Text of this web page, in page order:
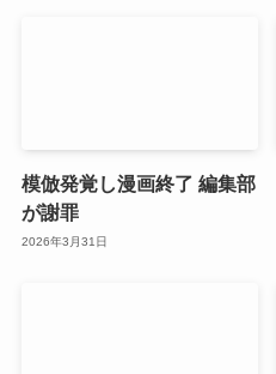
模倣発覚し漫画終了 編集部
が謝罪
2026年3月31日